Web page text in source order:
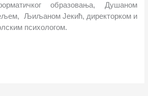
образовања, Душаном
Љиљаном Јекић, директорком и
психологом.